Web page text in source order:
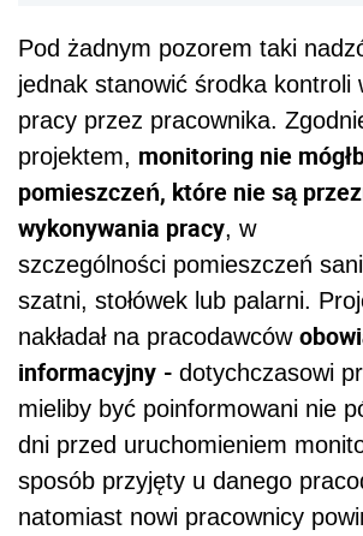
Pod żadnym pozorem taki
jednak stanowić środka kontroli
pracy przez pracownika.
projektem, monitoring nie
pomieszczeń, które nie są
wykonywania pracy, w
szczególności pomieszczeń
szatni, stołówek lub palarni.
nakładał na pracodawców
informacyjny - dotychczasowi
mieliby być poinformowani nie
dni przed uruchomieniem
sposób przyjęty u danego
natomiast nowi pracownicy